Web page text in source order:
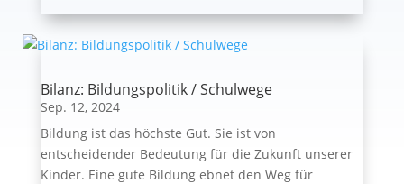
Bilanz: Bildungspolitik / Schulwege
Sep. 12, 2024
Bildung ist das höchste Gut. Sie ist von
entscheidender Bedeutung für die Zukunft unserer
Kinder. Eine gute Bildung ebnet den Weg für